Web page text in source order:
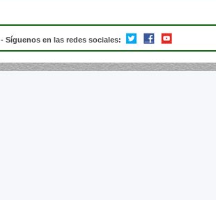
- Síguenos en las redes sociales: